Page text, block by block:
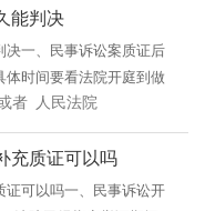
能判决
决一、民事诉讼案质证后
体时间要看法院开庭到做
庭到做出判决的期限法
在审限内审结就是符合程
者 人民法院
充质证可以吗
证可以吗一、民事诉讼开